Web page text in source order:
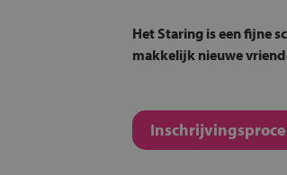
Het Staring is een fijne
makkelijk nieuwe